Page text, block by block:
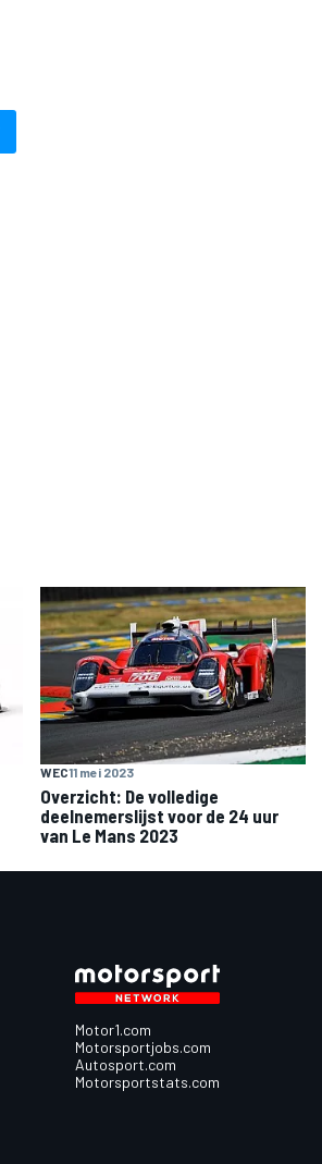
WEC11 mei 2023
Overzicht: De volledige
deelnemerslijst voor de 24 uur
van Le Mans 2023
Motor1.com
Motorsportjobs.com
Autosport.com
Motorsportstats.com